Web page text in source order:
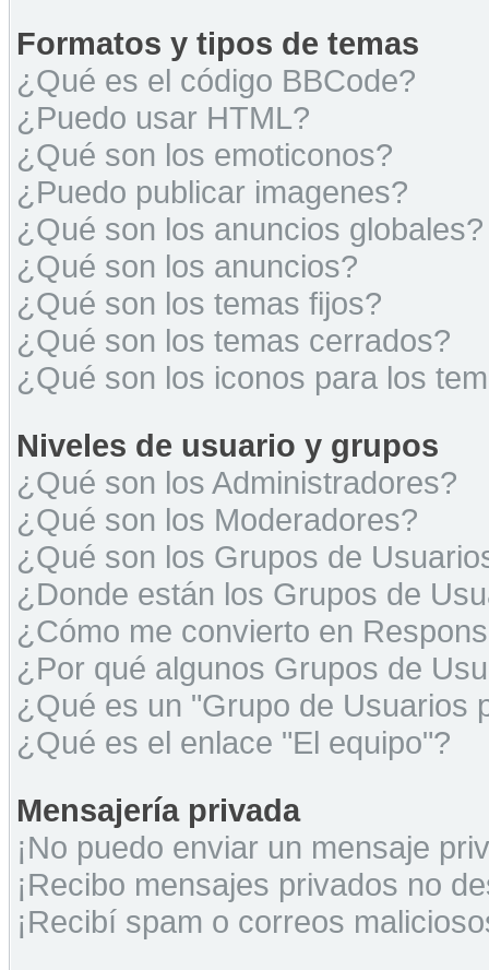
Formatos y tipos de temas
¿Qué es el código BBCode?
¿Puedo usar HTML?
¿Qué son los emoticonos?
¿Puedo publicar imagenes?
¿Qué son los anuncios globales?
¿Qué son los anuncios?
¿Qué son los temas fijos?
¿Qué son los temas cerrados?
¿Qué son los iconos para los
Niveles de usuario y grupos
¿Qué son los Administradores?
¿Qué son los Moderadores?
¿Qué son los Grupos de
¿Donde están los Grupos de
¿Cómo me convierto en
¿Por qué algunos Grupos de
¿Qué es un "Grupo de Usuarios
¿Qué es el enlace "El equipo"?
Mensajería privada
¡No puedo enviar un mensaje
¡Recibo mensajes privados no
¡Recibí spam o correos